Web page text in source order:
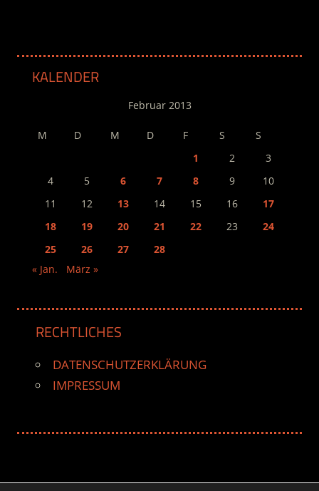
KALENDER
Februar 2013
M D M D F S
S
1
2
3
4
5 6 7 8 9
10
11
12 13 14 15 16
17
18
19 20 21 22 23
24
25
26 27
28
« Jan.
März »
RECHTLICHES
DATENSCHUTZERKLÄRUNG
IMPRESSUM